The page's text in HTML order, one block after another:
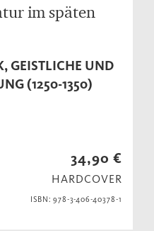
im späten
GEISTLICHE UND
(1250-1350)
34,90 €
HARDCOVER
ISBN: 978-3-406-40378-1